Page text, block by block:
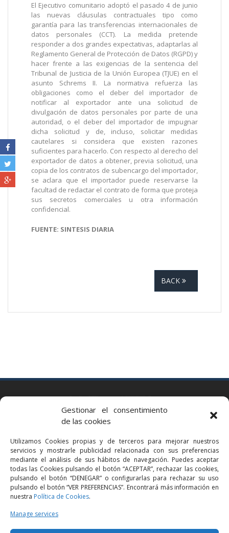
Gestionar el consentimiento
de las cookies
Utilizamos Cookies propias y de terceros para mejorar nuestros
servicios y mostrarle publicidad relacionada con sus preferencias
mediante el análisis de sus hábitos de navegación. Puedes aceptar
todas las Cookies pulsando el botón “ACEPTAR”, rechazar las cookies,
pulsando el botón “DENEGAR” o configurarlas para rechazar su uso
pulsando el botón “VER PREFERENCIAS”. Encontrará más información en
nuestra Política de Cookies.
Manage services
El Ejecutivo comunitario adoptó el pasado 4 de junio
las nuevas cláusulas contractuales tipo como
garantía para las transferencias internacionales de
datos personales (CCT). La medida pretende
responder a dos grandes expectativas, adaptarlas al
Reglamento General de Protección de Datos (RGPD) y
hacer frente a las exigencias de la sentencia del
Tribunal de Justicia de la Unión Europea (TJUE) en el
asunto Schrems II. La normativa refuerza las
obligaciones como el deber del importador de
notificar al exportador ante una solicitud de
divulgación de datos personales por parte de una
autoridad, o el deber del importador de impugnar
dicha solicitud y de, incluso, solicitar medidas
cautelares si considera que existen razones
suficientes para hacerlo. Con respecto al derecho del
exportador de datos a obtener, previa solicitud, una
copia de los contratos de subencargo del importador,
se aclara que el importador puede reservarse la
facultad de redactar el contrato de forma que proteja
sus secretos comerciales u otra información
confidencial.
FUENTE: SINTESIS DIARIA
BACK
Via Augusta 2 bis, 3º, 08006 Barcelona
bcn@bellavistalegal.eu
GRANOLLERS
C/ Sant Jaume, 16 1r, 08401 Granollers (Bcn)
+34 93 860 39 60
grn@bellavistalegal.eu
MADRID
C/ Serrano 114, 2º izq. 28006 Madrid.